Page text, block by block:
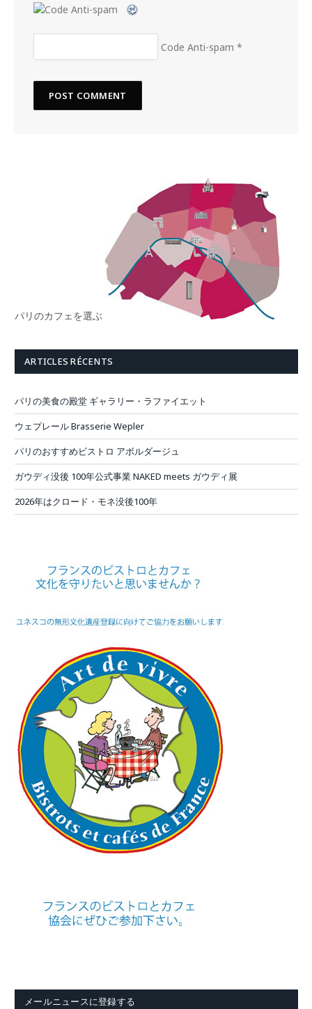
Code Anti-spam *
パリのカフェを選ぶ
ARTICLES RÉCENTS
パリの美食の殿堂 ギャラリー・ラファイエット
ウェプレール Brasserie Wepler
パリのおすすめビストロ アボルダージュ
ガウディ没後 100年公式事業 NAKED meets ガウディ展
2026年はクロード・モネ没後100年
メールニュースに登録する